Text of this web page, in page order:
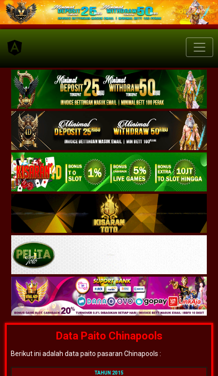
Data Paito Chinapools
Berikut ini adalah data paito pasaran Chinapools :
TAHUN 2015